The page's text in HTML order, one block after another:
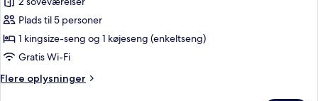
-
2
soveværelser
Plads til 5 personer
1 kingsize-seng og 1 køjeseng (enkeltseng)
Gratis Wi-Fi
Flere oplysninger
Flere